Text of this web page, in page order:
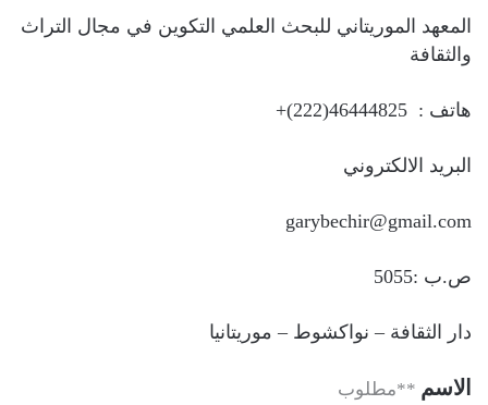
المعهد الموريتاني للبحث العلمي التكوين في مجال التراث
والثقافة
هاتف : 46444825(222)+
البريد الالكتروني
garybechir@gmail.com
ص.ب :5055
دار الثقافة – نواكشوط – موريتانيا
الاسم **مطلوب